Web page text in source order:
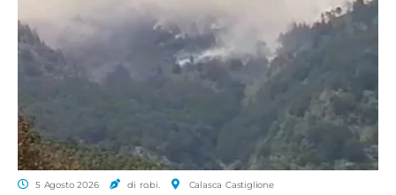
5 Agosto 2026 di ro.bi. Calasca Castiglione